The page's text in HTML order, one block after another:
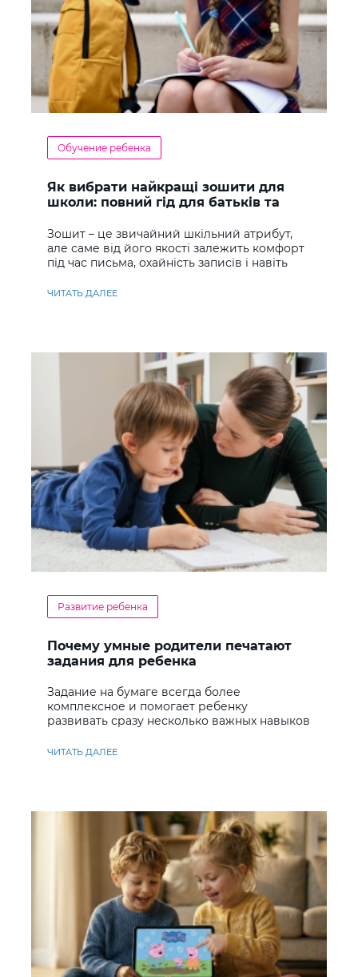
Обучение ребенка
Як вибрати найкращі зошити для
школи: повний гід для батьків та
Зошит – це звичайний шкільний атрибут,
але саме від його якості залежить комфорт
під час письма, охайність записів і навіть
ЧИТАТЬ ДАЛЕЕ
Развитие ребенка
Почему умные родители печатают
задания для ребенка
Задание на бумаге всегда более
комплексное и помогает ребенку
развивать сразу несколько важных навыков
ЧИТАТЬ ДАЛЕЕ